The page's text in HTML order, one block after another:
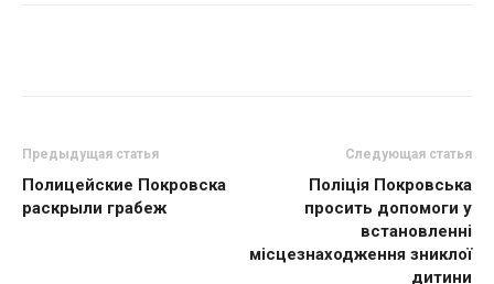
Предыдущая статья
Полицейские Покровска
раскрыли грабеж
Следующая статья
Поліція Покровська
просить допомоги у
встановленні
місцезнаходження зниклої
дитини